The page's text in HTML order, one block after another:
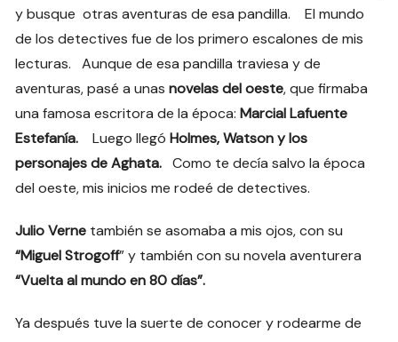
y busque otras aventuras de esa pandilla. El mundo
de los detectives fue de los primero escalones de mis
lecturas. Aunque de esa pandilla traviesa y de
aventuras, pasé a unasnovelas del oeste, que firmaba
una famosa escritora de la época:Marcial Lafuente
Estefanía. Luego llegóHolmes, Watson y los
personajes de Aghata. Como te decía salvo la época
del oeste, mis inicios me rodeé de detectives.
Julio Verne también se asomaba a mis ojos, con su
“Miguel Strogoff” y también con su novela aventurera
“Vuelta al mundo en 80 días”.
Ya después tuve la suerte de conocer y rodearme de